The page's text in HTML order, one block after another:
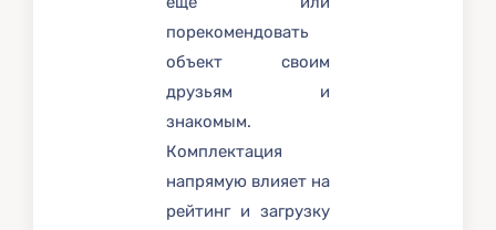
порекомендовать
объект своим
друзьям и
знакомым.
Комплектация
напрямую влияет на
рейтинг и загрузку